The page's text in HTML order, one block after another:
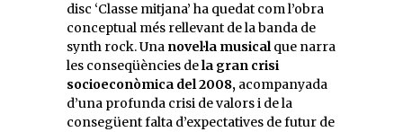
disc ‘Classe mitjana’ ha quedat com l’obra
conceptual més rellevant de la banda de
synth rock. Una novel·la musicalque narra
les conseqüències dela gran crisi
socioeconòmica del 2008, acompanyada
d’una profunda crisi de valors i de la
consegüent falta d’expectatives de futur de